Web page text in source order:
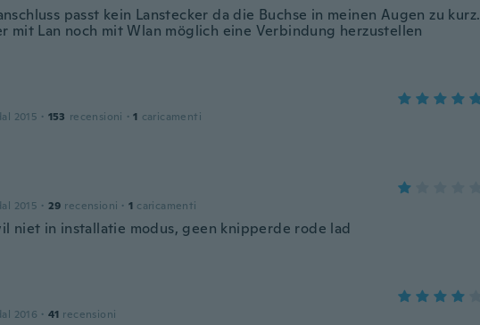
passt kein Lanstecker da die Buchse in meinen Augen zu kurz.
mit Lan noch mit Wlan möglich eine Verbindung herzustellen
2015 · 153 recensioni · 1 caricamenti
2015 · 29 recensioni · 1 caricamenti
niet in installatie modus, geen knipperde rode lad
2016 · 41 recensioni